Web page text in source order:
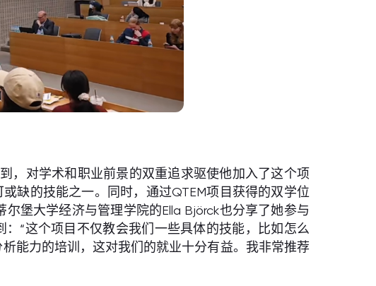
，对学术和职业前景的双重追求驱使他加入了这个项
缺的技能之一。同时，通过QTEM项目获得的双学位
堡大学经济与管理学院的Ella Björck也分享了她参与
“这个项目不仅教会我们一些具体的技能，比如怎么
能力的培训，这对我们的就业十分有益。我非常推荐